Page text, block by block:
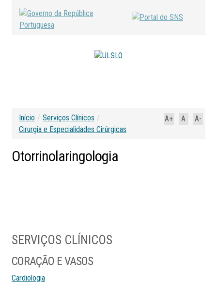
A-
A
A+
Início / Serviços Clínicos /
Cirurgia e Especialidades Cirúrgicas
Otorrinolaringologia
SERVIÇOS CLÍNICOS
CORAÇÃO E VASOS
Cardiologia